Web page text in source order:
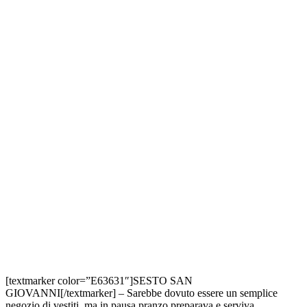
[textmarker color=”E63631″]SESTO SAN
GIOVANNI[/textmarker] – Sarebbe dovuto essere un semplice